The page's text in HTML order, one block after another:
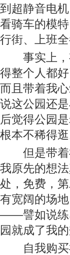
到超静音电
看骑车的模
行街、上班
事实上，
得整个人都
而且带着我
说这公园还
后觉得公园
根本不稀得逛
但是带着
我原先的想
处，免费，
有宽阔的场
——譬如说练
园就成了我的
自我购买